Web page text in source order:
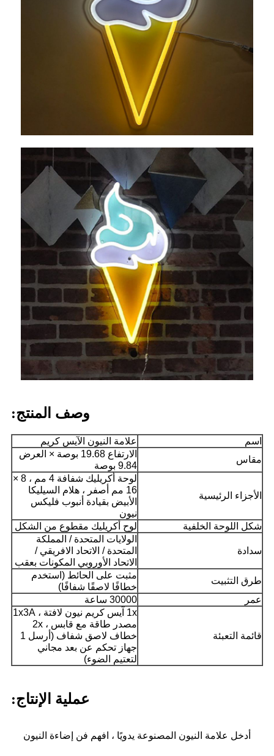
وصف المنتج:
اسم
علامة النيون الآيس كريم
مقاس
الارتفاع 19.68 بوصة × العرض
9.84 بوصة
الأجزاء الرئيسية
لوحة أكريليك شفافة 4 مم ، 8 ×
16 مم أصفر ، هلام السيليكا
الأبيض بقيادة أنبوب فليكس
نيون
شكل اللوحة الخلفية
لوح أكريليك مقطوع من الشكل
سدادة
الولايات المتحدة / المملكة
المتحدة / الاتحاد الافريقي /
الاتحاد الأوروبي المكونات بعقب
طرق التثبيت
مثبت على الحائط (استخدم
خطافًا لاصقًا شفافًا)
عمر
30000 ساعة
قائمة التعبئة
1x آيس كريم نيون لافتة ، 1x3A
مصدر طاقة مع قابس ، 2x
خطاف لاصق شفاف (أرسل 1
جهاز تحكم عن بعد مجاني
لتعتيم الضوء)
عملية الإنتاج:
أدخل علامة النيون المصنوعة يدويًا ، افهم فن إضاءة النيون